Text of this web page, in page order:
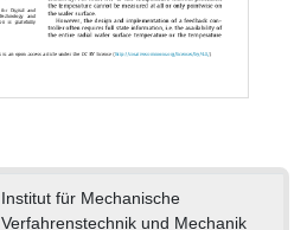
Institut für Mechanische
Verfahrenstechnik und Mechanik